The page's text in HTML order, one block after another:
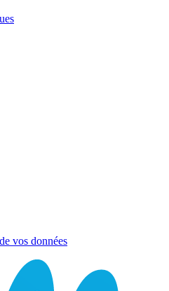
vos données